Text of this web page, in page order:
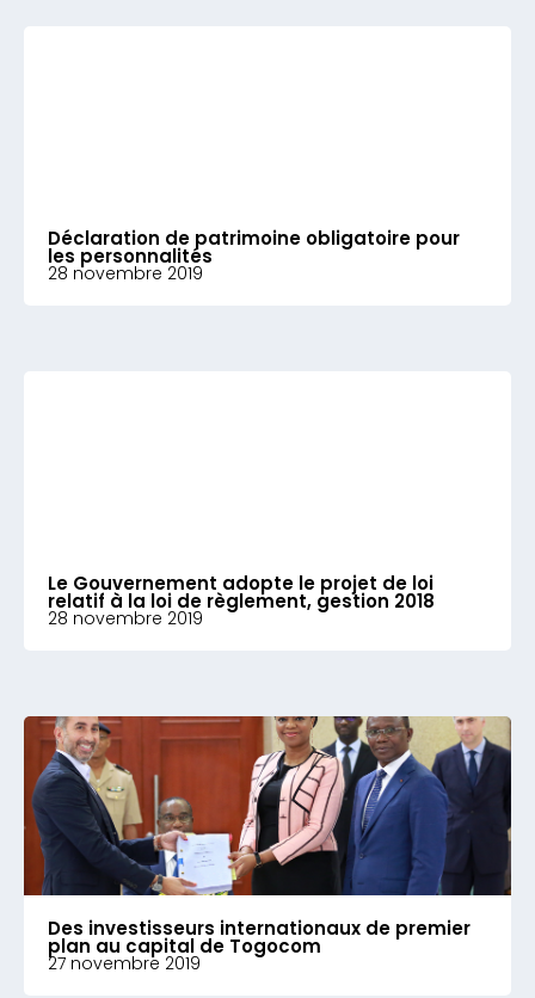
Déclaration de patrimoine obligatoire pour
les personnalités
28 novembre 2019
Le Gouvernement adopte le projet de loi
relatif à la loi de règlement, gestion 2018
28 novembre 2019
Des investisseurs internationaux de premier
plan au capital de Togocom
27 novembre 2019